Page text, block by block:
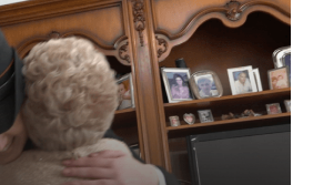
Guarda la galleria
tutto ha a che fare con
attraverso questi cavi.
possibile trasportare
così lunghe solo dal